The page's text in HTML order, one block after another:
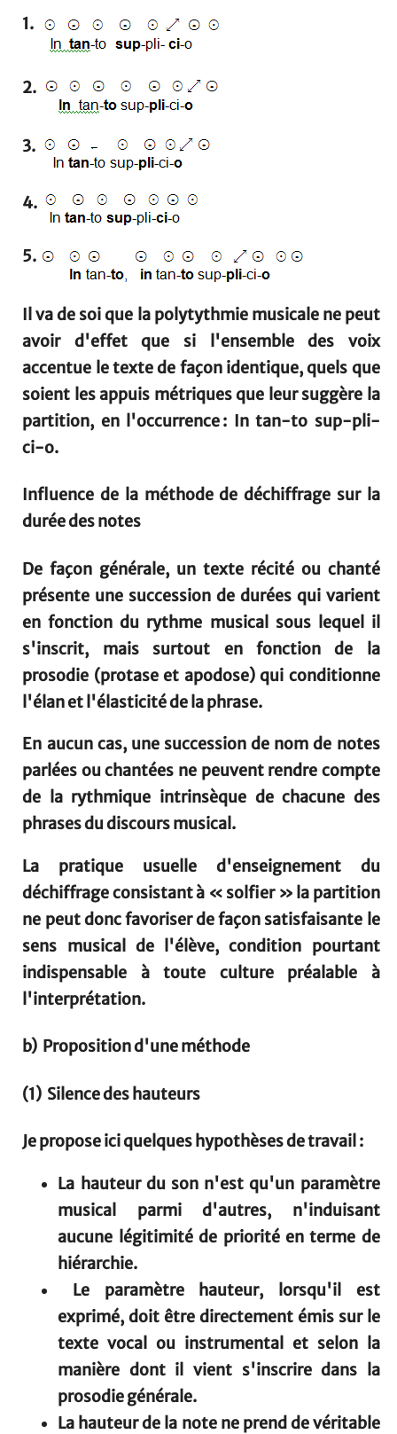
1.
2.
3.
4.
5.
Il va de soi que la polytythmie musicale ne peut
avoir d'effet que si l'ensemble des voix
accentue le texte de façon identique, quels que
soient les appuis métriques que leur suggère la
partition, en l'occurrence : Intan-to sup-pli-
ci-o.
Influence de la méthode de déchiffrage sur la
durée des notes
De façon générale, un texte récité ou chanté
présente une succession de durées qui varient
en fonction du rythme musical sous lequel il
s'inscrit, mais surtout en fonction de la
prosodie (protase et apodose) qui conditionne
l'élan et l'élasticité de la phrase.
En aucun cas, une succession de nom de notes
parlées ou chantées ne peuvent rendre compte
de la rythmique intrinsèque de chacune des
phrases du discours musical.
La pratique usuelle d'enseignement du
déchiffrage consistant à « solfier » la partition
ne peut donc favoriser de façon satisfaisante le
sens musical de l'élève, condition pourtant
indispensable à toute culture préalable à
l'interprétation.
b) Proposition d'une méthode
(1) Silence des hauteurs
Je propose ici quelques hypothèses de travail :
La hauteur du son n'est qu'un paramètre
musical parmi d'autres, n'induisant
aucune légitimité de priorité en terme de
hiérarchie.
Le paramètre hauteur, lorsqu'il est
exprimé, doit être directement émis sur le
texte vocal ou instrumental et selon la
manière dont il vient s'inscrire dans la
prosodie générale.
La hauteur de la note ne prend de véritable